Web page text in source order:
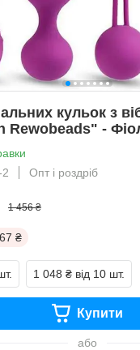
кульок з
Rewobeads" -
Опт і роздріб
1 456 ₴
₴
1 048 ₴ від 10 шт.
Купити
або